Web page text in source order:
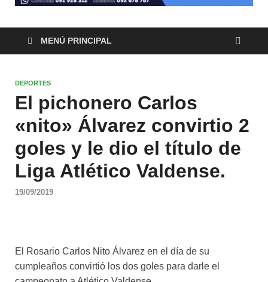
MENÚ PRINCIPAL
DEPORTES
El pichonero Carlos
«nito» Álvarez convirtio 2
goles y le dio el título de
Liga Atlético Valdense.
19/09/2019
El Rosario Carlos Nito Álvarez en el día de su
cumpleaños convirtió los dos goles para darle el